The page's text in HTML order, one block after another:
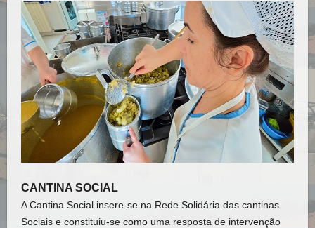
CANTINA SOCIAL
A Cantina Social insere-se na Rede Solidária das cantinas
Sociais e constituiu-se como uma resposta de intervenção